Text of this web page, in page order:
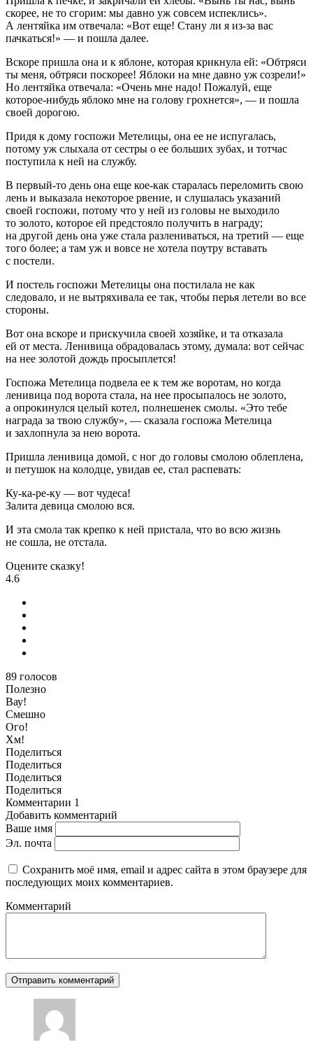
скорее, не то сгорим: мы давно уж совсем испеклись».
А лентяйка им отвечала: «Вот еще! Стану ли я из-за вас
пачкаться!» — и пошла далее.
Вскоре пришла она и к яблоне, которая крикнула ей: «Обтряси
ты меня, обтряси поскорее! Яблоки на мне давно уж созрели!»
Но лентяйка отвечала: «Очень мне надо! Пожалуй, еще
которое-нибудь яблоко мне на голову грохнется», — и пошла
своей дорогою.
Придя к дому госпожи Метелицы, она ее не испугалась,
потому уж слыхала от сестры о ее больших зубах, и тотчас
поступила к ней на службу.
В первый-то день она еще кое-как старалась переломить свою
лень и выказала некоторое рвение, и слушалась указаний
своей госпожи, потому что у ней из головы не выходило
то золото, которое ей предстояло получить в награду;
на другой день она уже стала разлениваться, на третий — еще
того более; а там уж и вовсе не хотела поутру вставать
с постели.
И постель госпожи Метелицы она постилала не как
следовало, и не вытряхивала ее так, чтобы перья летели во все
стороны.
Вот она вскоре и прискучила своей хозяйке, и та отказала
ей от места. Ленивица обрадовалась этому, думала: вот сейчас
на нее золотой дождь просыплется!
Госпожа Метелица подвела ее к тем же воротам, но когда
ленивица под ворота стала, на нее просыпалось не золото,
а опрокинулся целый котел, полнешенек смолы. «Это тебе
награда за твою службу», — сказала госпожа Метелица
и захлопнула за нею ворота.
Пришла ленивица домой, с ног до головы смолою облеплена,
и петушок на колодце, увидав ее, стал распевать:
Ку-ка-ре-ку — вот чудеса!
Залита девица смолою вся.
И эта смола так крепко к ней пристала, что во всю жизнь
не сошла, не отстала.
Оцените сказку!
4.6
89 голосов
Полезно
Вау!
Смешно
Ого!
Хм!
Поделиться
Поделиться
Поделиться
Поделиться
Комментарии 1
Добавить комментарий
Ваше имя
Эл. почта
Сохранить моё имя, email и адрес сайта в этом браузере для
последующих моих комментариев.
Комментарий